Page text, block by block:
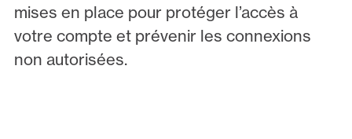
mises en place pour protéger l’accès à
votre compte et prévenir les connexions
non autorisées.